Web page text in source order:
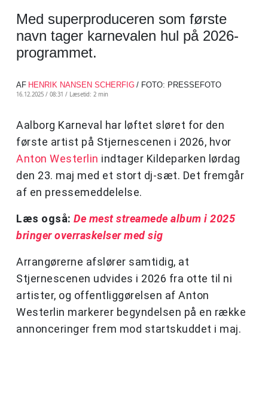
Med superproduceren som første
navn tager karnevalen hul på 2026-
programmet.
AF HENRIK NANSEN SCHERFIG / FOTO: PRESSEFOTO
16.12.2025 / 08:31 / Læsetid: 2 min
Aalborg Karneval har løftet sløret for den
første artist på Stjernescenen i 2026, hvor
Anton Westerlin indtager Kildeparken lørdag
den 23. maj med et stort dj-sæt. Det fremgår
af en pressemeddelelse.
Læs også: De mest streamede album i 2025
bringer overraskelser med sig
Arrangørerne afslører samtidig, at
Stjernescenen udvides i 2026 fra otte til ni
artister, og offentliggørelsen af Anton
Westerlin markerer begyndelsen på en række
annonceringer frem mod startskuddet i maj.